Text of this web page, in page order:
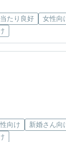
たり良好 女性向
向け
新婚さん向